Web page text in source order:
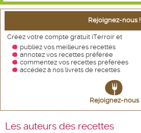
Rejoignez-nous !
Créez votre compte gratuit iTerroir et
publiez vos meilleures recettes
annotez vos recettes préférée
commentez vos recettes préférées
accédez à nos livrets de recettes
Rejoignez-nous
Les auteurs des recettes